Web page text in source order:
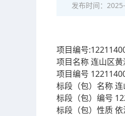
发布时间：
项目编号
项目名称 连山区
项目编号
标段（包）名称
标段（包）编号
标段（包）性质